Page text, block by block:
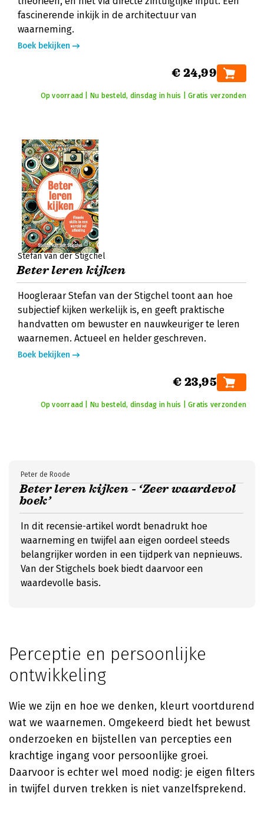
fascinerende inkijk in de architectuur van
waarneming.
Boek bekijken
€ 24,99
Op voorraad | Nu besteld, dinsdag in huis | Gratis verzonden
Stefan van der Stigchel
Beter leren kijken
Hoogleraar Stefan van der Stigchel toont aan hoe
subjectief kijken werkelijk is, en geeft praktische
handvatten om bewuster en nauwkeuriger te leren
waarnemen. Actueel en helder geschreven.
Boek bekijken
€ 23,95
Op voorraad | Nu besteld, dinsdag in huis | Gratis verzonden
Beter leren kijken - ‘Zeer waardevol
boek’
Peter de Roode
In dit recensie-artikel wordt benadrukt hoe
waarneming en twijfel aan eigen oordeel steeds
belangrijker worden in een tijdperk van nepnieuws.
Van der Stigchels boek biedt daarvoor een
waardevolle basis.
Perceptie en persoonlijke
ontwikkeling
Wie we zijn en hoe we denken, kleurt voortdurend
wat we waarnemen. Omgekeerd biedt het bewust
onderzoeken en bijstellen van percepties een
krachtige ingang voor persoonlijke groei.
Daarvoor is echter wel moed nodig: je eigen filters
in twijfel durven trekken is niet vanzelfsprekend.